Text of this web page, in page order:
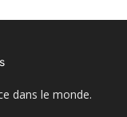
dans le monde.